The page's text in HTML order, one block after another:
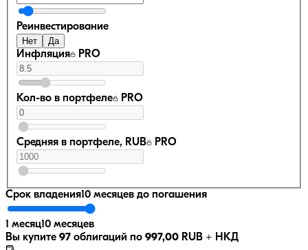
Реинвестирование
Нет Да
Инфляция PRO
Кол-во в портфеле PRO
Средняя в портфеле, RUB PRO
Срок владения10 месяцев до погашения
1 месяц10 месяцев
Вы купите 97 облигаций по 997,00 RUB + НКД